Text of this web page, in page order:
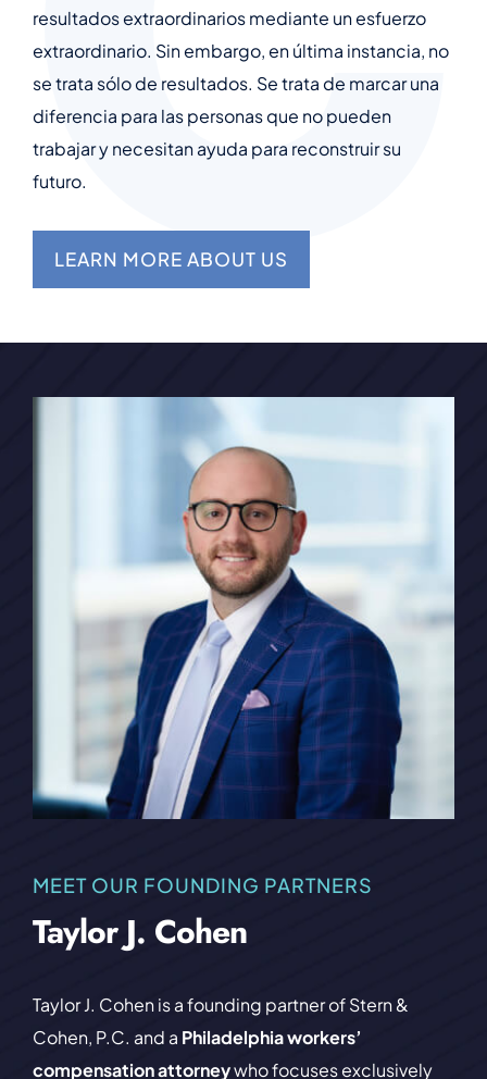
resultados extraordinarios mediante un esfuerzo
extraordinario. Sin embargo, en última instancia, no
se trata sólo de resultados. Se trata de marcar una
diferencia para las personas que no pueden
trabajar y necesitan ayuda para reconstruir su
futuro.
LEARN MORE ABOUT US
MEET OUR FOUNDING PARTNERS
David F. Stern
David (Dave) F. Stern is the President and founding
partner of Stern & Cohen, P.C. and aPhiladelphia
workers’ compensation attorneywho has spent